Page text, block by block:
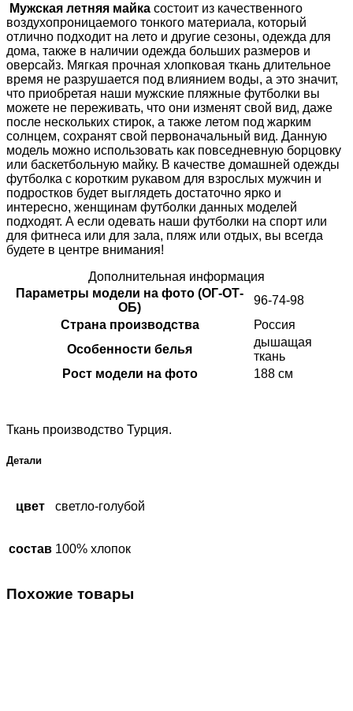
Мужская летняя майка состоит из качественного
воздухопроницаемого тонкого материала, который
отлично подходит на лето и другие сезоны, одежда для
дома, также в наличии одежда больших размеров и
оверсайз. Мягкая прочная хлопковая ткань длительное
время не разрушается под влиянием воды, а это значит,
что приобретая наши мужские пляжные футболки вы
можете не переживать, что они изменят свой вид, даже
после нескольких стирок, а также летом под жарким
солнцем, сохранят свой первоначальный вид. Данную
модель можно использовать как повседневную борцовку
или баскетбольную майку. В качестве домашней одежды
футболка с коротким рукавом для взрослых мужчин и
подростков будет выглядеть достаточно ярко и
интересно, женщинам футболки данных моделей
подходят. А если одевать наши футболки на спорт или
для фитнеса или для зала, пляж или отдых, вы всегда
будете в центре внимания!
Дополнительная информация
Параметры модели на фото (ОГ-ОТ-
ОБ)
96-74-98
Страна производства
Россия
Особенности белья
дышащая
ткань
Рост модели на фото
188 см
Ткань производство Турция.
Детали
цвет светло-голубой
состав 100% хлопок
Похожие товары